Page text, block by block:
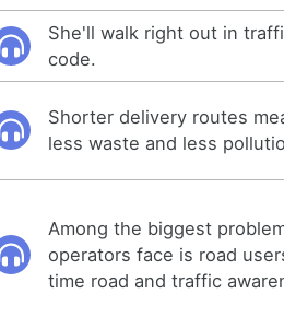
She'll walk right out in
code.
Shorter delivery routes
less waste and less
Among the biggest
operators face is road
time road and traffic